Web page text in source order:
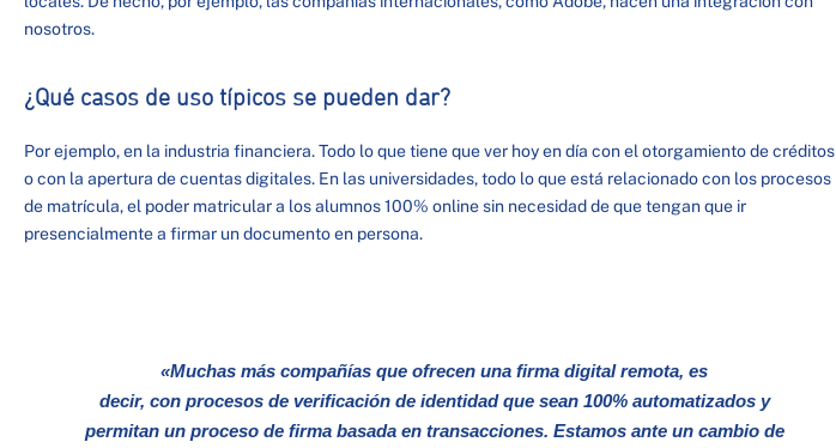
nosotros.
¿Qué casos de uso típicos se pueden dar?
Por ejemplo, en la industria financiera. Todo lo que tiene que ver hoy en día con el otorgamiento de créditos
o con la apertura de cuentas digitales. En las universidades, todo lo que está relacionado con los procesos
de matrícula, el poder matricular a los alumnos 100% online sin necesidad de que tengan que ir
presencialmente a firmar un documento en persona.
«Muchas más compañías que ofrecen una firma digital remota, es
decir, con procesos de verificación de identidad que sean 100% automatizados y
permitan un proceso de firma basada en transacciones. Estamos ante un cambio de